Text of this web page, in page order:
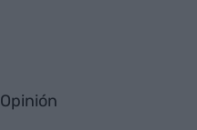
Opinión